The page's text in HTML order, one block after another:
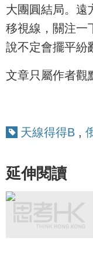
大團圓結局。遠
移視線，關注一
說不定會擺平紛
文章只屬作者觀
天線得得B ,
延伸閱讀